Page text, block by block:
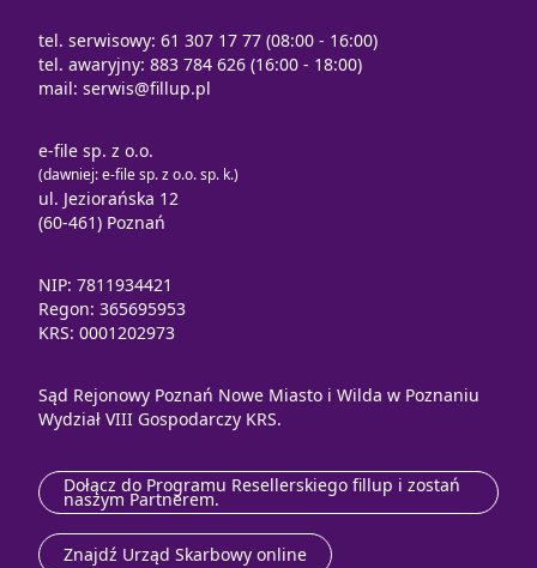
tel. serwisowy: 61 307 17 77 (08:00 - 16:00)
tel. awaryjny: 883 784 626 (16:00 - 18:00)
mail: serwis@fillup.pl
e-file sp. z o.o.
(dawniej: e-file sp. z o.o. sp. k.)
ul. Jeziorańska 12
(60-461) Poznań
NIP: 7811934421
Regon: 365695953
KRS: 0001202973
Sąd Rejonowy Poznań Nowe Miasto i Wilda w Poznaniu
Wydział VIII Gospodarczy KRS.
Dołącz do Programu Resellerskiego fillup i zostań
naszym Partnerem.
Znajdź Urząd Skarbowy online